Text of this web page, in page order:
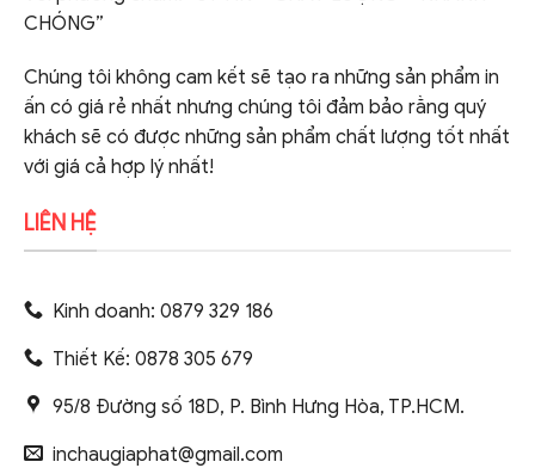
CHÓNG”
Chúng tôi không cam kết sẽ tạo ra những sản phẩm in
ấn có giá rẻ nhất nhưng chúng tôi đảm bảo rằng quý
khách sẽ có được những sản phẩm chất lượng tốt nhất
với giá cả hợp lý nhất!
LIÊN HỆ
Kinh doanh: 0879 329 186
Thiết Kế: 0878 305 679
95/8 Đường số 18D, P. Bình Hưng Hòa, TP.HCM.
inchaugiaphat@gmail.com